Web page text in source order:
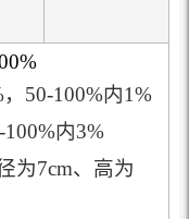
50-100%内1%
内3%
为7cm、高为